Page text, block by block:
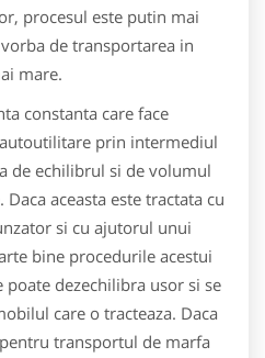
procesul este putin mai
de transportarea in
mare.
constanta care face
prin intermediul
de echilibrul si de volumul
aceasta este tractata cu
si cu ajutorul unui
bine procedurile acestui
poate dezechilibra usor si se
care o tracteaza. Daca
transportul de marfa